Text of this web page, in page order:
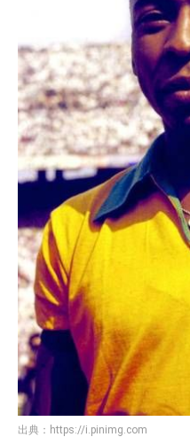
出典： https://i.pinimg.com